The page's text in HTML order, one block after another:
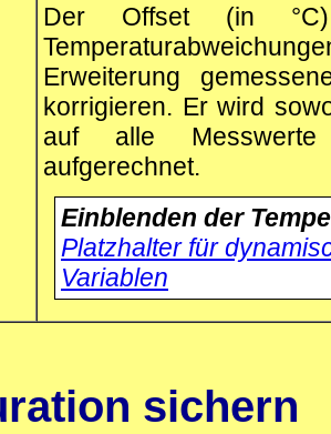
Der Offset (in
Erweiterung
korrigieren. Er wird
auf alle Messwerte
aufgerechnet.
Einblenden der
Platzhalter für
Variablen
sichern